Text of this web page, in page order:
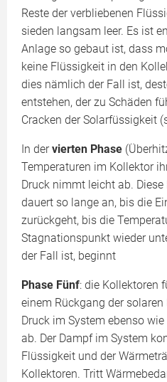
Reste der verbliebenen
sieden langsam leer. Es ist
Anlage so gebaut ist, dass
keine Flüssigkeit in den
dies nämlich der Fall ist,
entstehen, der zu Schäden
Cracken der Solarfüssigkeit
In dervierten Phase
Temperaturen im Kollektor
Druck nimmt leicht ab.
dauert so lange an, bis die
zurückgeht, bis die
Stagnationspunkt wieder
der Fall ist, beginnt
Phase Fünf: die Kollektoren
einem Rückgang der
Druck im System ebenso
ab. Der Dampf im System
Flüssigkeit und der
Kollektoren. Tritt